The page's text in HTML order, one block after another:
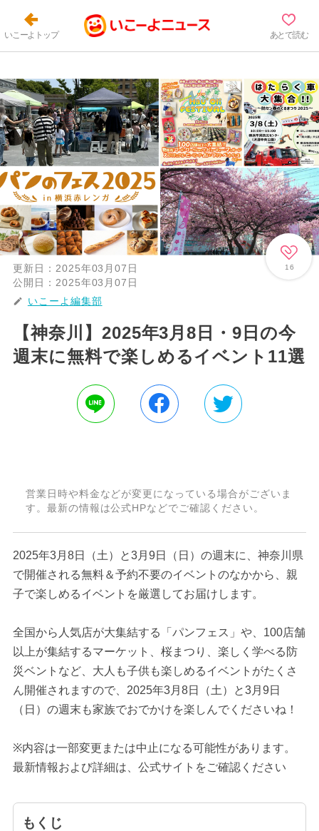
いこーよトップ あとで読む
16
更新日： 2025年03月07日
公開日： 2025年03月07日
いこーよ編集部
【神奈川】2025年3月8日・9日の今
週末に無料で楽しめるイベント11選
営業日時や料金などが変更になっている場合がございま
す。最新の情報は公式HPなどでご確認ください。
2025年3月8日（土）と3月9日（日）の週末に、神奈川県
で開催される無料＆予約不要のイベントのなかから、親
子で楽しめるイベントを厳選してお届けします。
全国から人気店が大集結する「パンフェス」や、100店舗
以上が集結するマーケット、桜まつり、楽しく学べる防
災ベントなど、大人も子供も楽しめるイベントがたくさ
ん開催されますので、2025年3月8日（土）と3月9日
（日）の週末も家族でおでかけを楽しんでくださいね！
※内容は一部変更または中止になる可能性があります。
最新情報および詳細は、公式サイトをご確認ください
もくじ